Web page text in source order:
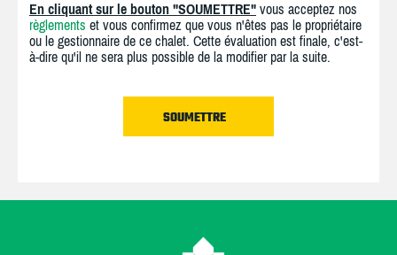
En cliquant sur le bouton "SOUMETTRE" vous acceptez nos
règlements et vous confirmez que vous n'êtes pas le propriétaire
ou le gestionnaire de ce chalet. Cette évaluation est finale, c'est-
à-dire qu'il ne sera plus possible de la modifier par la suite.